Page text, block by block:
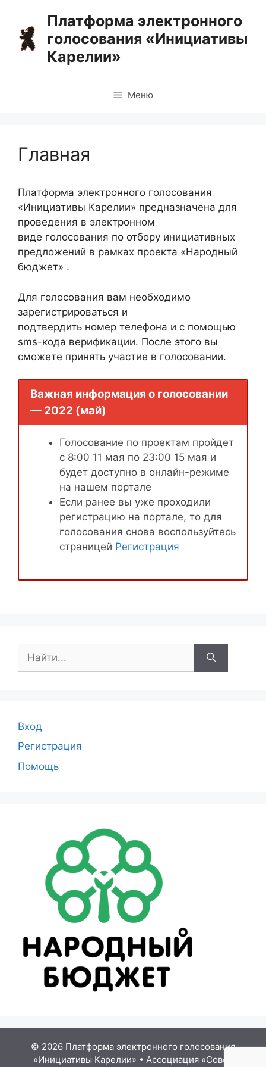
содержимому
Платформа электронного
голосования «Инициативы
Карелии»
Меню
Главная
Платформа электронного голосования
«Инициативы Карелии» предназначена для
проведения в электронном
виде голосования по отбору инициативных
предложений в рамках проекта «Народный
бюджет» .
Для голосования вам необходимо
зарегистрироваться и
подтвердить номер телефона и с помощью
sms-кода верификации. После этого вы
сможете принять участие в голосовании.
Важная информация о голосовании
— 2022 (май)
Голосование по проектам пройдет
с 8:00 11 мая по 23:00 15 мая и
будет доступно в онлайн-режиме
на нашем портале
Если ранее вы уже проходили
регистрацию на портале, то для
голосования снова воспользуйтесь
страницей Регистрация
Вход
Регистрация
Помощь
© 2026 Платформа электронного голосования
«Инициативы Карелии» • Ассоциация «Совет